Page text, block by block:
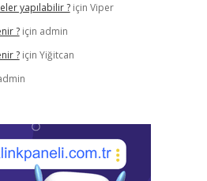
yapılabilir ?için Viper
?için admin
?için Yiğitcan